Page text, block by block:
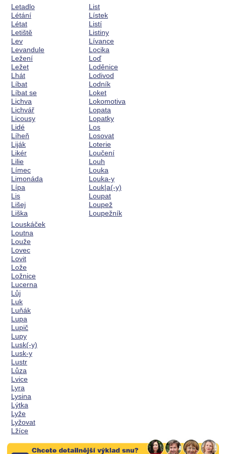
Letadlo
Létání
Létat
Letiště
Lev
Levandule
Ležení
Ležet
Lhát
Líbat
Líbat se
Lichva
Lichvář
Licousy
Lidé
Líheň
Liják
Likér
Lilie
Límec
Limonáda
Lípa
Lis
Lišej
Liška
List
Lístek
Listí
Listiny
Lívance
Locika
Loď
Loděnice
Lodivod
Lodník
Loket
Lokomotiva
Lopata
Lopatky
Los
Losovat
Loterie
Loučení
Louh
Louka
Louka-y
Louk|a(-y)
Loupat
Loupež
Loupežník
Louskáček
Loutna
Louže
Lovec
Lovit
Lože
Ložnice
Lucerna
Lůj
Luk
Luňák
Lupa
Lupič
Lupy
Lusk(-y)
Lusk-y
Lustr
Lůza
Lvice
Lyra
Lysina
Lýtka
Lyže
Lyžovat
Lžíce